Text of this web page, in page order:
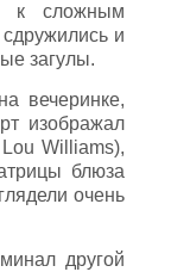
к сложным
и
загулы.
вечеринке,
изображал
Williams),
блюза
очень
другой